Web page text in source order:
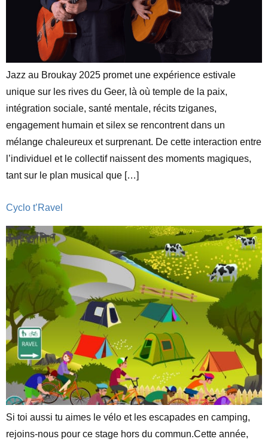
Jazz au Broukay 2025 promet une expérience estivale
unique sur les rives du Geer, là où temple de la paix,
intégration sociale, santé mentale, récits tziganes,
engagement humain et silex se rencontrent dans un
mélange chaleureux et surprenant. De cette interaction entre
l’individuel et le collectif naissent des moments magiques,
tant sur le plan musical que […]
Cyclo t’Ravel
Si toi aussi tu aimes le vélo et les escapades en camping,
rejoins-nous pour ce stage hors du commun.Cette année,